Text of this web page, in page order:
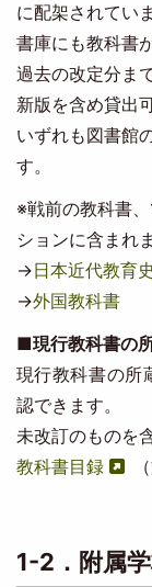
に配架されてい
書庫にも教科書
過去の改定分ま
新版を含め貸出
いずれも図書館
す。
※戦前の教科書
ションに含まれ
→日本近代教育
→外国教科書
■現行教科書の
現行教科書の所
認できます。
未改訂のものを
教科書目録
1-2．附属